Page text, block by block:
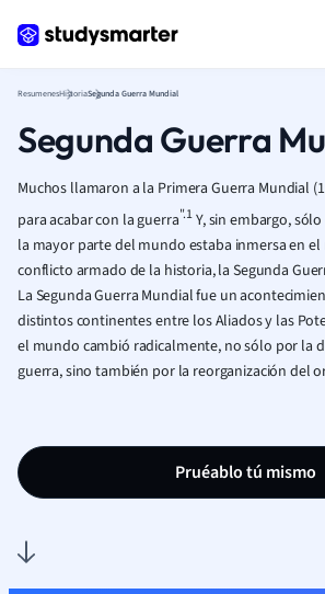
ResumenesHistoriaSegunda Guerra Mundial
Segunda Guerra
Muchos llamaron a la Primera Guerra Mundial
para acabar con la guerra".1Y, sin embargo,
la mayor parte del mundo estaba inmersa en
conflicto armado de la historia, la Segunda
La Segunda Guerra Mundial fue un
distintos continentes entre los Aliados y las
el mundo cambió radicalmente, no sólo por la
guerra, sino también por la reorganización del
Pruéablo tú mismo